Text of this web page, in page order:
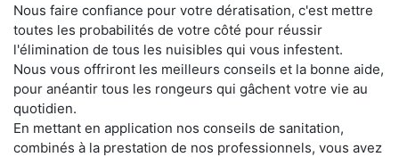
Nous faire confiance pour votre dératisation, c'est mettre
toutes les probabilités de votre côté pour réussir
l'élimination de tous les nuisibles qui vous infestent.
Nous vous offriront les meilleurs conseils et la bonne aide,
pour anéantir tous les rongeurs qui gâchent votre vie au
quotidien.
En mettant en application nos conseils de sanitation,
combinés à la prestation de nos professionnels, vous avez